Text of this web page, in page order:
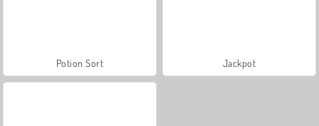
Potion Sort Jackpot